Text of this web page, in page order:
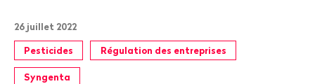
26 juillet 2022
Pesticides Régulation des entreprises
Syngenta